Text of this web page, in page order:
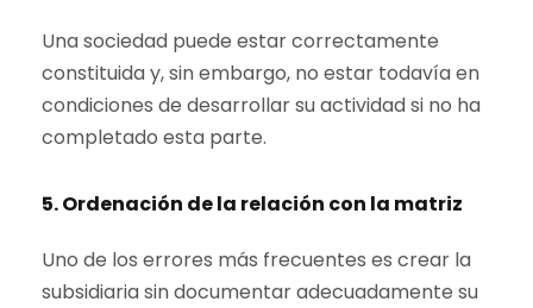
Una sociedad puede estar correctamente
constituida y, sin embargo, no estar todavía en
condiciones de desarrollar su actividad si no ha
completado esta parte.
5. Ordenación de la relación con la matriz
Uno de los errores más frecuentes es crear la
subsidiaria sin documentar adecuadamente su